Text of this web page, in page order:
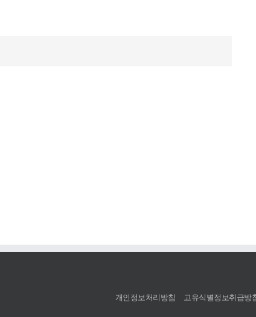
개인정보처리방침
고유식별정보취급방